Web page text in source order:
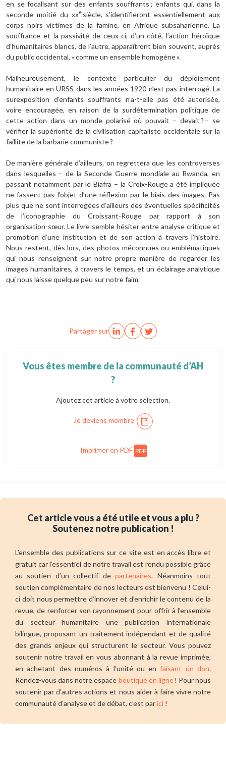
en se focalisant sur des enfants souffrants ; enfants qui, dans la
seconde moitié du xxesiècle, s’identifieront essentiellement aux
corps noirs victimes de la famine, en Afrique subsaharienne. La
souffrance et la passivité de ceux-ci, d’un côté, l’action héroïque
d’humanitaires blancs, de l’autre, apparaîtront bien souvent, auprès
du public occidental, « comme un ensemble homogène ».
Malheureusement, le contexte particulier du déploiement
humanitaire en URSS dans les années 1920 n’est pas interrogé. La
surexposition d’enfants souffrants n’a-t-elle pas été autorisée,
voire encouragée, en raison de la surdétermination politique de
cette action dans un monde polarisé où pouvait – devait ? – se
vérifier la supériorité de la civilisation capitaliste occidentale sur la
faillite de la barbarie communiste ?
De manière générale d’ailleurs, on regrettera que les controverses
dans lesquelles – de la Seconde Guerre mondiale au Rwanda, en
passant notamment par le Biafra – la Croix-Rouge a été impliquée
ne fassent pas l’objet d’une réflexion par le biais des images. Pas
plus que ne sont interrogées d’ailleurs des éventuelles spécificités
de l’iconographie du Croissant-Rouge par rapport à son
organisation-sœur. Le livre semble hésiter entre analyse critique et
promotion d’une institution et de son action à travers l’histoire.
Nous restent, dès lors, des photos méconnues ou emblématiques
qui nous renseignent sur notre propre manière de regarder les
images humanitaires, à travers le temps, et un éclairage analytique
qui nous laisse quelque peu sur notre faim.
Partager sur
Vous êtes membre de la communauté d’AH
?
Ajoutez cet article à votre sélection.
Je deviens membre
Imprimer en PDF PDF
Cet article vous a été utile et vous a plu ?
Soutenez notre publication !
L’ensemble des publications sur ce site est en accès libre et
gratuit car l’essentiel de notre travail est rendu possible grâce
au soutien d’un collectif departenaires. Néanmoins tout
soutien complémentaire de nos lecteurs est bienvenu ! Celui-
ci doit nous permettre d’innover et d’enrichir le contenu de la
revue, de renforcer son rayonnement pour offrir à l’ensemble
du secteur humanitaire une publication internationale
bilingue, proposant un traitement indépendant et de qualité
des grands enjeux qui structurent le secteur. Vous pouvez
soutenir notre travail en vous abonnant à la revue imprimée,
en achetant des numéros à l’unité ou enfaisant un don.
Rendez-vous dans notre espace boutique en ligne! Pour nous
soutenir par d’autres actions et nous aider à faire vivre notre
communauté d’analyse et de débat, c’est parici !